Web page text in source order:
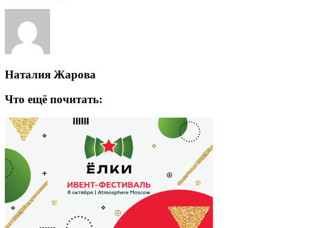
Наталия Жарова
Что ещё почитать: